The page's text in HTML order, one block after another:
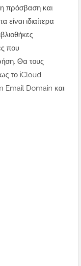
πρόσβαση και
ιδιαίτερα
που
Θα τους
το iCloud
Email Domain και